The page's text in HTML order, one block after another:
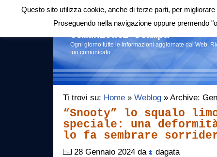
Login|RSS |
Comunicati stampa
Ogni giorno tutte le informazioni aggiornate dal Web.
tuo comunicato.
Ti trovi su: Home » Weblog » Archive:
“Snooty” lo squalo
speciale: una
lo fa sembrare
28 Gennaio 2024 da
dagata
Questo sito utilizza cookie, anche di terze parti, per
Proseguendo nella navigazione oppure premendo